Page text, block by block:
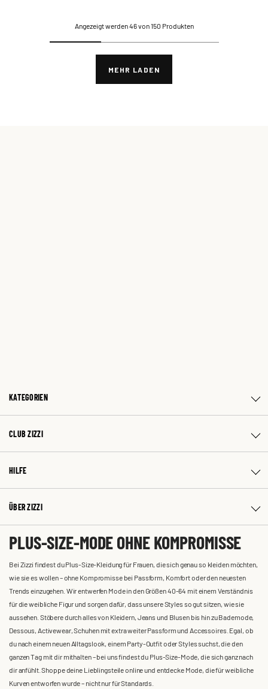
Angezeigt werden 46 von 150 Produkten
MEHR LADEN
KATEGORIEN
CLUB ZIZZI
HILFE
ÜBER ZIZZI
PLUS-SIZE-MODE OHNE KOMPROMISSE
Bei Zizzi findest du Plus-Size-Kleidung für Frauen, die sich genau so kleiden möchten,
wie sie es wollen – ohne Kompromisse bei Passform, Komfort oder den neuesten
Trends einzugehen. Wir entwerfen Mode in den Größen 40-64 mit einem Verständnis
für die weibliche Figur und sorgen dafür, dass unsere Styles so gut sitzen, wie sie
aussehen. Stöbere durch alles von Kleidern, Jeans und Blusen bis hin zu Bademode,
Dessous, Activewear, Schuhen mit extra weiter Passform und Accessoires. Egal, ob
du nach einem neuen Alltagslook, einem Party-Outfit oder Styles suchst, die den
ganzen Tag mit dir mithalten – bei uns findest du Plus-Size-Mode, die sich ganz nach
dir anfühlt. Shoppe deine Lieblingsteile online und entdecke Mode, die für weibliche
Kurven entworfen wurde – nicht nur für Standards.